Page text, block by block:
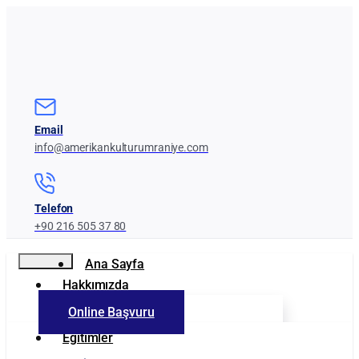
Email
info@amerikankulturumraniye.com
Telefon
+90 216 505 37 80
Ana Sayfa
Hakkımızda
Kurumumuz
Eğitimler
Online Başvuru